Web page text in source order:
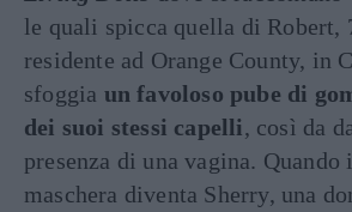
le quali spicca quella di Robert,
residente ad Orange County, in
sfoggia un favoloso pube di
dei suoi stessi capelli, così da
presenza di una vagina. Quando
maschera diventa Sherry, una